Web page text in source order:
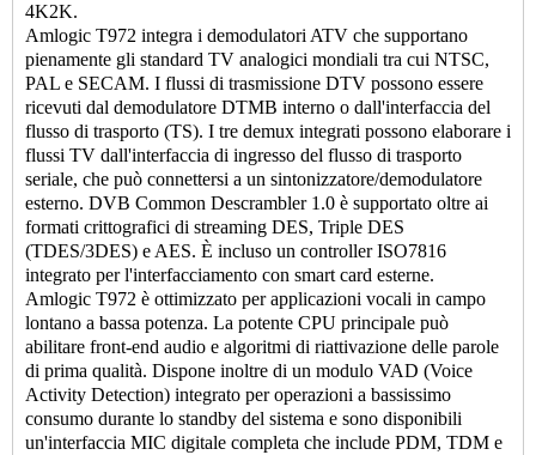
4K2K.
Amlogic T972 integra i demodulatori ATV che supportano
pienamente gli standard TV analogici mondiali tra cui NTSC,
PAL e SECAM. I flussi di trasmissione DTV possono essere
ricevuti dal demodulatore DTMB interno o dall'interfaccia del
flusso di trasporto (TS). I tre demux integrati possono elaborare i
flussi TV dall'interfaccia di ingresso del flusso di trasporto
seriale, che può connettersi a un sintonizzatore/demodulatore
esterno. DVB Common Descrambler 1.0 è supportato oltre ai
formati crittografici di streaming DES, Triple DES
(TDES/3DES) e AES. È incluso un controller ISO7816
integrato per l'interfacciamento con smart card esterne.
Amlogic T972 è ottimizzato per applicazioni vocali in campo
lontano a bassa potenza. La potente CPU principale può
abilitare front-end audio e algoritmi di riattivazione delle parole
di prima qualità. Dispone inoltre di un modulo VAD (Voice
Activity Detection) integrato per operazioni a bassissimo
consumo durante lo standby del sistema e sono disponibili
un'interfaccia MIC digitale completa che include PDM, TDM e